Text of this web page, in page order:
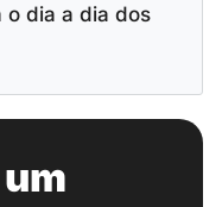
o dia a dia dos